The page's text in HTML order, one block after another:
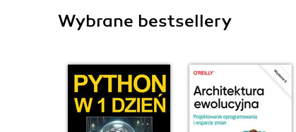
Wybrane bestsellery